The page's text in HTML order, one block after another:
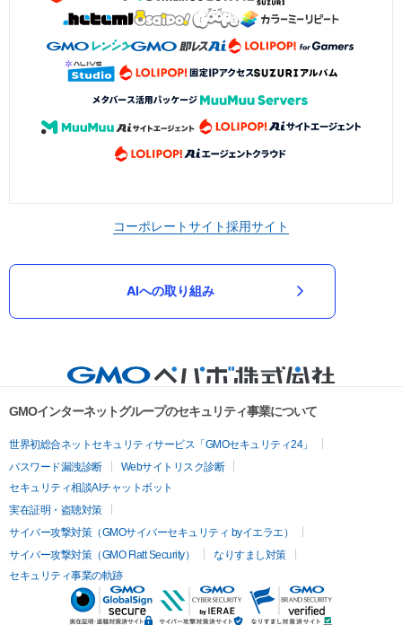
コーポレートサイト採用サイト
AIへの取り組み
GMOインターネットグループのセキュリティ事業について
世界初総合ネットセキュリティサービス「GMOセキュリティ24」
パスワード漏洩診断
Webサイトリスク診断
セキュリティ相談AIチャットボット
実在証明・盗聴対策
サイバー攻撃対策（GMOサイバーセキュリティ byイエラエ）
サイバー攻撃対策（GMO Flatt Security）
なりすまし対策
セキュリティ事業の軌跡